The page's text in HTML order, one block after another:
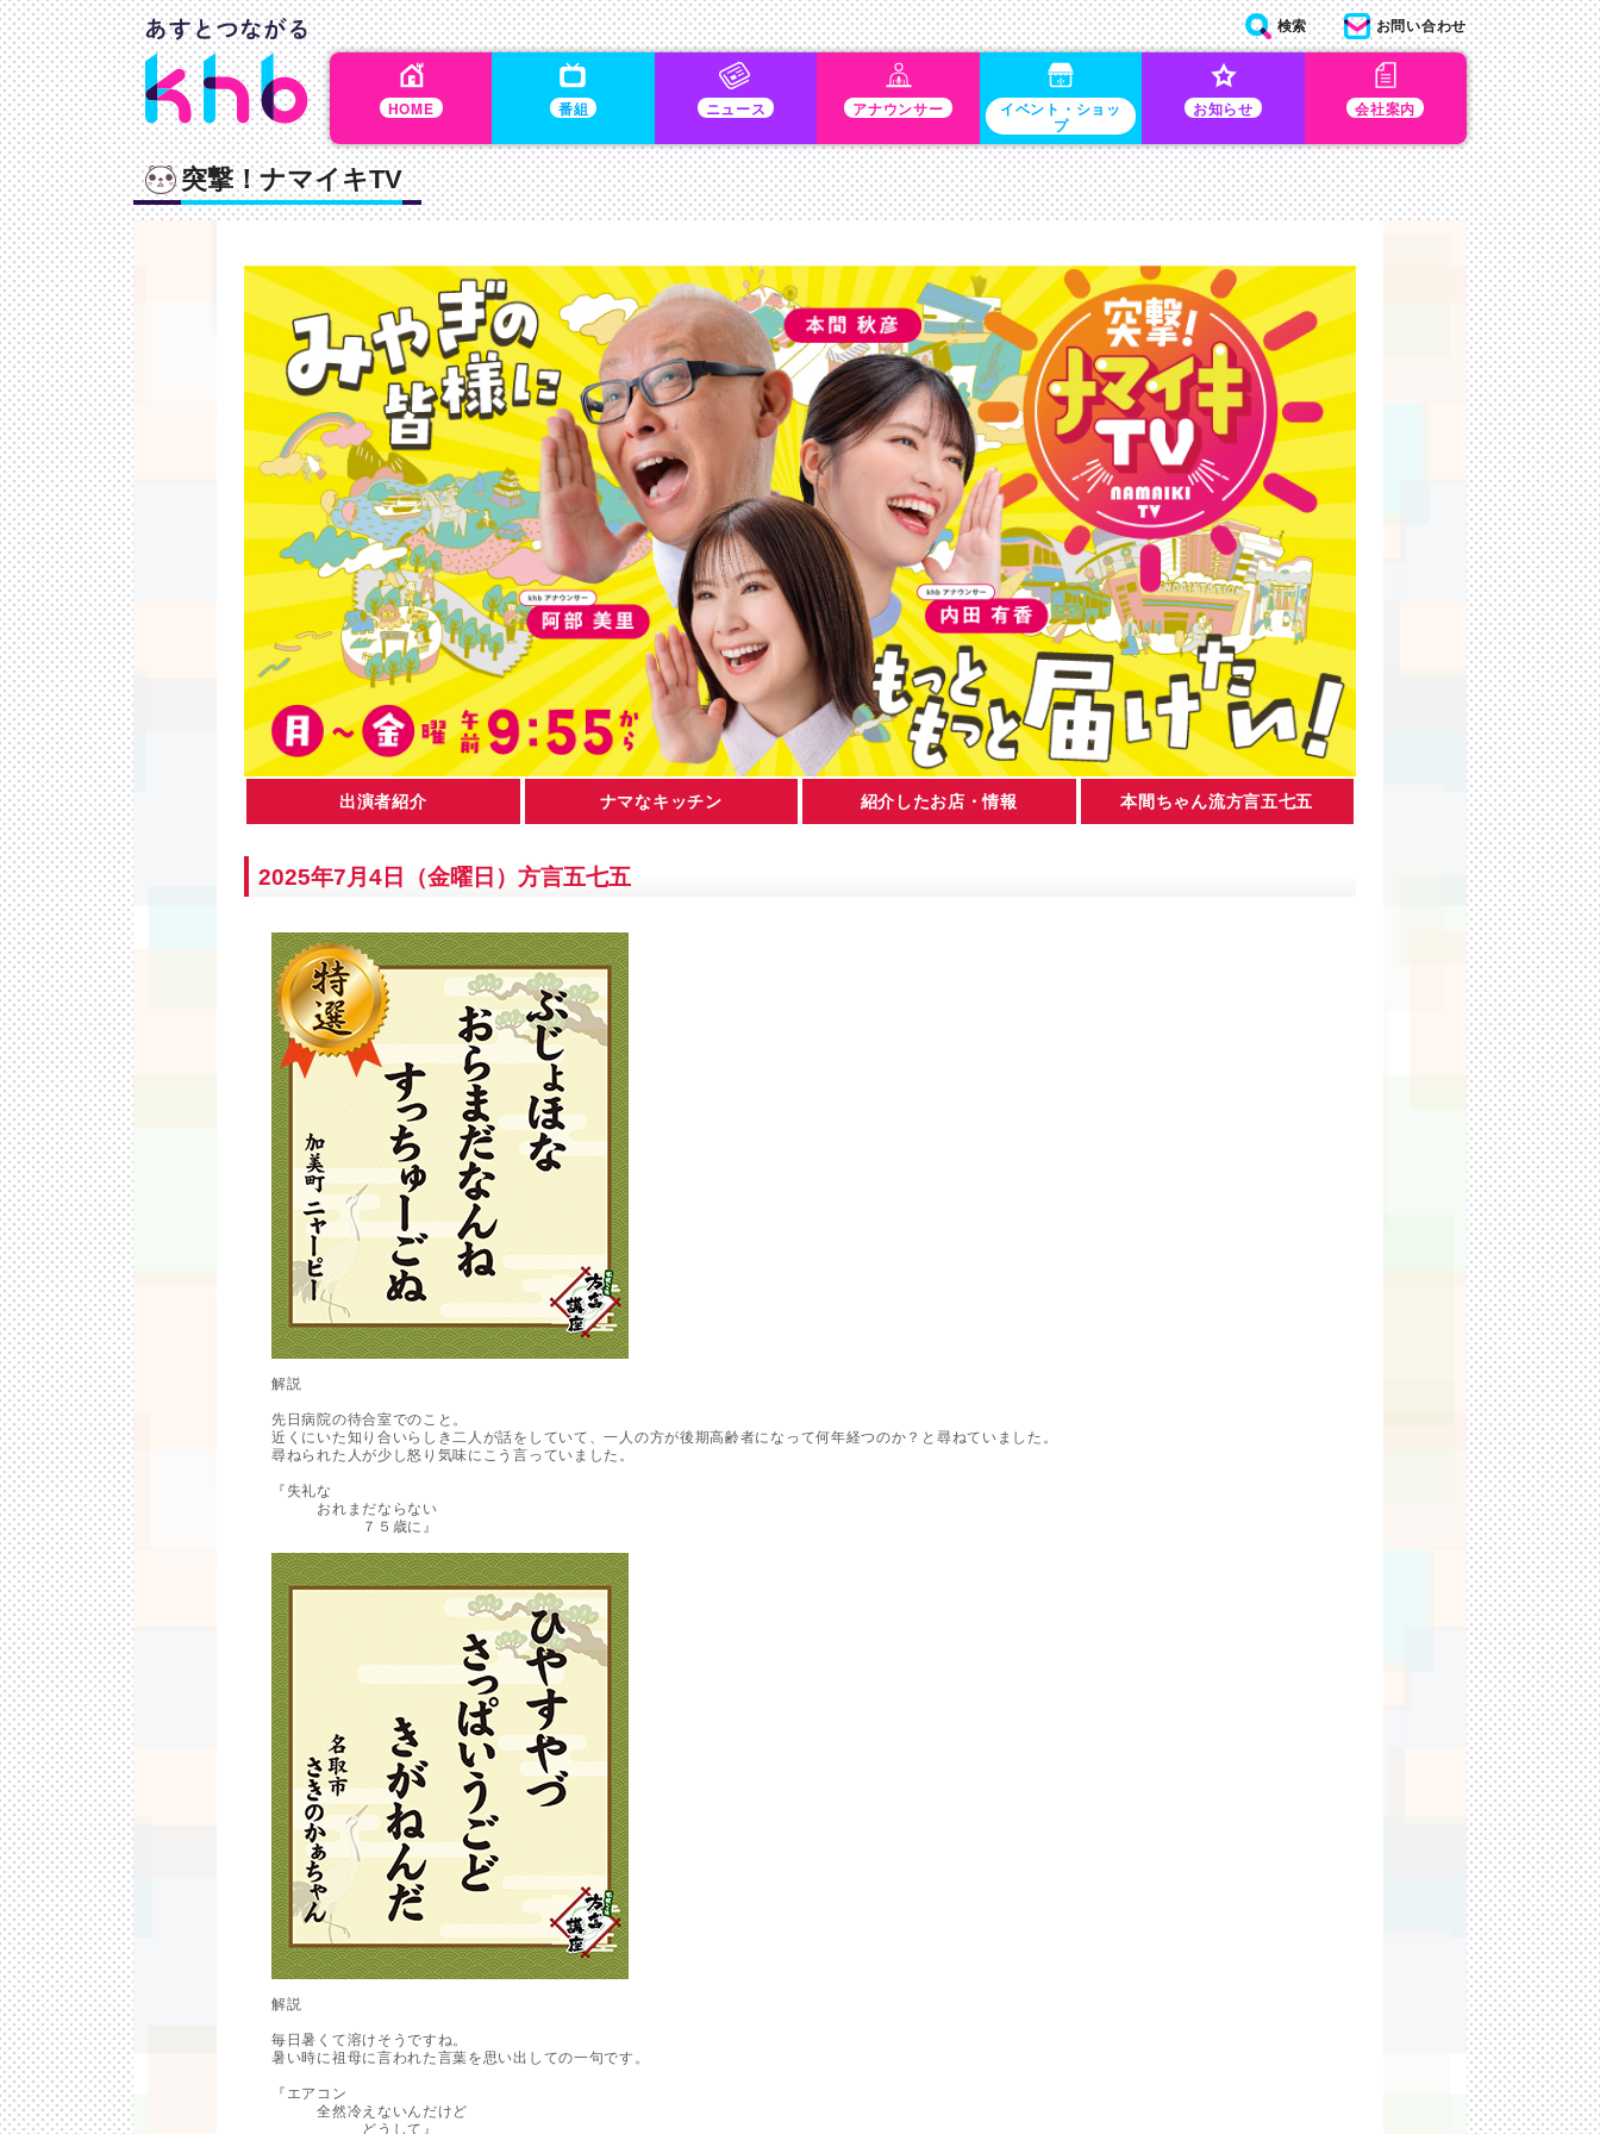
HOME 番組 ニュース アナウンサー イベント・ショッ
プ
お知らせ 会社案内
検索 お問い合わせ
突撃！ナマイキTV
出演者紹介 ナマなキッチン 紹介したお店・情報 本間ちゃん流方言五七五
2025年7月4日（金曜日）方言五七五
解説
先日病院の待合室でのこと。
近くにいた知り合いらしき二人が話をしていて、一人の方が後期高齢者になって何年経つのか？と尋ねていました。
尋ねられた人が少し怒り気味にこう言っていました。
『失礼な
おれまだならない
７５歳に』
解説
毎日暑くて溶けそうですね。
暑い時に祖母に言われた言葉を思い出しての一句です。
『エアコン
全然冷えないんだけど
どうして』